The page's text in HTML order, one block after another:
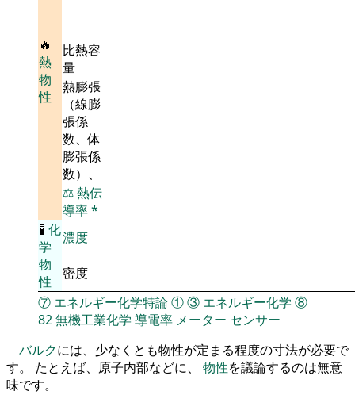
🔥
熱
物
性
比熱容
量
熱膨張
（線膨
張係
数、体
膨張係
数）、
⚖️熱伝
導率*
🧪 化
学
物
性
濃度
密度
⑦ エネルギー化学特論①③ エネルギー化学 ⑧
82無機工業化学 導電率 メーター センサー
バルクには、少なくとも物性が定まる程度の寸法が必要で
す。 たとえば、原子内部などに、 物性を議論するのは無意
味です。